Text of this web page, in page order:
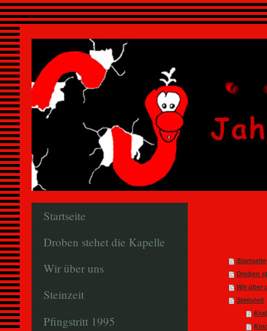
Startseite
Droben
Wir über
Steinzeit
Startseite
Droben stehet die Kapelle
Wir über uns
Steinzeit
Pfingstritt 1995